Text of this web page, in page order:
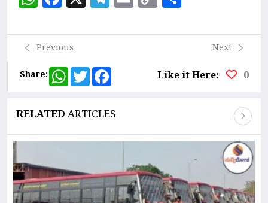
Link
Previous
Next
Share:
WhatsApp
Twitter Like it Here: 0
RELATEDARTICLES